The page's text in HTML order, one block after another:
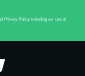
Privacy Policy including our use of